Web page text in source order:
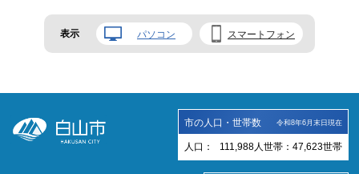
表示 パソコン スマートフォン
市の人口・世帯数 令和8年6月末日現在
人口： 111,988 人 世帯： 47,623世帯